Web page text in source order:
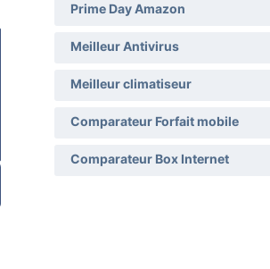
Prime Day Amazon
Meilleur Antivirus
Meilleur climatiseur
Comparateur Forfait mobile
Comparateur Box Internet